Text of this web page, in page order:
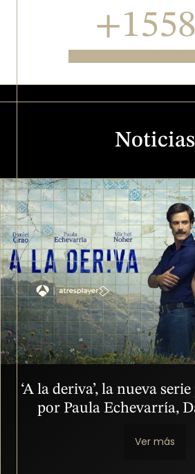
Noticias
Imagen
‘A la deriva’, la nueva
por Paula Echevarría,
septiembre en
Ver más